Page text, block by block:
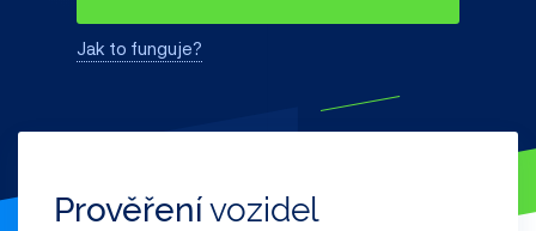
Jak to funguje?
Prověřenívozidel